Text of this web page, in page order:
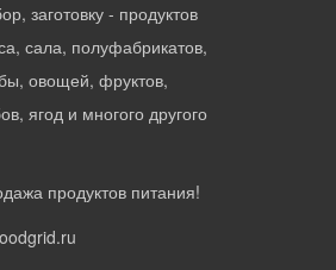
заготовку - продуктов
сала, полуфабрикатов,
овощей, фруктов,
ягод и многого другого
продуктов питания!